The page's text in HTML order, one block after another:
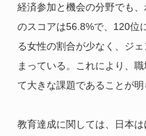
経済参加と機会の分野でも
のスコアは56.8%で、120位
る女性の割合が少なく、ジ
まっている。これにより、
て大きな課題であることが明
教育達成に関しては、日本は